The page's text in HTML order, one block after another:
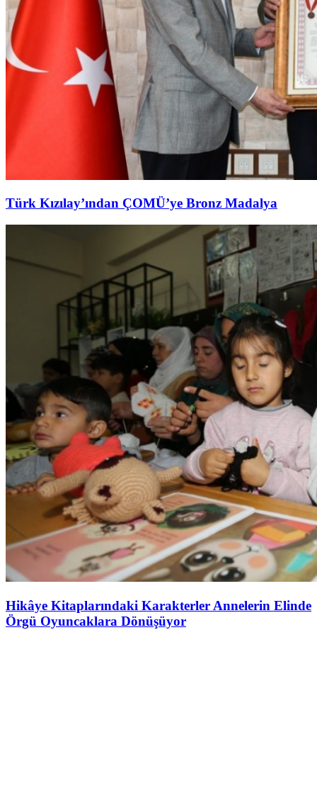
Türk Kızılay’ından ÇOMÜ’ye Bronz Madalya
Hikâye Kitaplarındaki Karakterler Annelerin Elinde
Örgü Oyuncaklara Dönüşüyor